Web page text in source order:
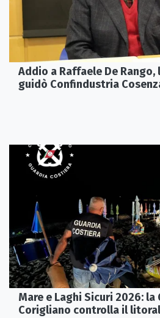
Addio a Raffaele De
guidò Confindustria
Mare e Laghi Sicuri 2026:
Corigliano controlla il